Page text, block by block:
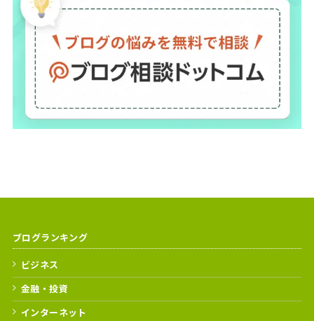
ブログランキング
ビジネス
金融・投資
インターネット